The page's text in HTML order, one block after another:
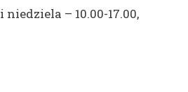
– 10.00-17.00,